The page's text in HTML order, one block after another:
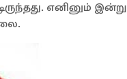
எனினும் இன்று